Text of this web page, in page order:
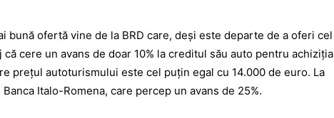
bună ofertă vine de la BRD care, deși este departe de a oferi cel
cere un avans de doar 10% la creditul său auto pentru achiziția
prețul autoturismului este cel puțin egal cu 14.000 de euro. La
Italo-Romena, care percep un avans de 25%.